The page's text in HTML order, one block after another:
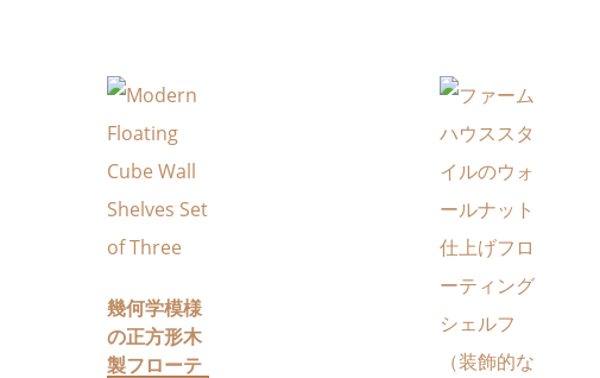
幾何学模様
の正方形木
製フローテ